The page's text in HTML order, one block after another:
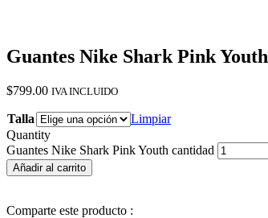
Guantes Nike Shark Pink Youth
$799.00 IVA INCLUIDO
Talla
Limpiar
Quantity
Guantes Nike Shark Pink Youth cantidad
Añadir al carrito
Comparte este producto :